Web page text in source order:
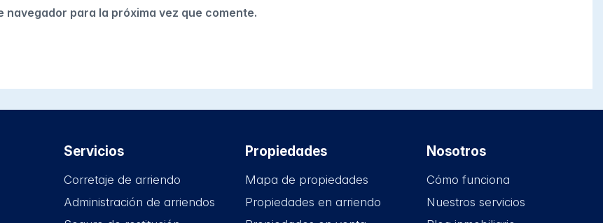
para la próxima vez que comente.
Servicios
Corretaje de arriendo
Administración de arriendos
Propiedades
Mapa de propiedades
Propiedades en arriendo
Nosotros
Cómo funciona
Nuestros servicios